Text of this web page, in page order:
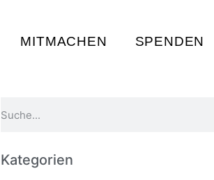
MITMACHEN SPENDEN
Kategorien